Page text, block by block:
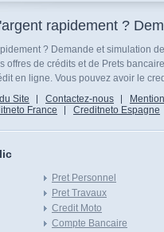
rapidement ?
? Demande et simulation
offres de crédits et de Prets
en ligne. Vous pouvez avoir le
Site Contactez-nous
France Creditneto Espagne
Pret Personnel
Pret Travaux
Credit Moto
Compte Bancaire